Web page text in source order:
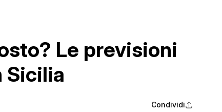
Le previsioni
Sicilia
Condividi